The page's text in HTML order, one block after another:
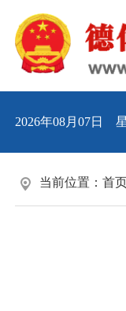
2026年08月07日
当前位置： 首